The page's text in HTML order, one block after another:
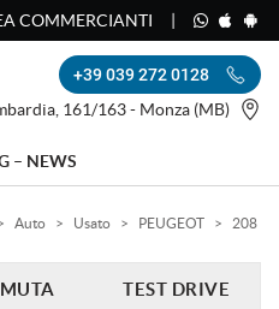
COMMERCIANTI
+39 039 272 0128
161/163 - Monza (MB)
– NEWS
Auto > Usato > PEUGEOT > 208
TEST DRIVE